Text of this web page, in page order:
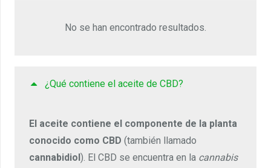
No se han encontrado resultados.
¿Qué contiene el aceite de CBD?
El aceite contiene el componente de la planta
conocido como CBD (también llamado
cannabidiol ). El CBD se encuentra en la cannabis